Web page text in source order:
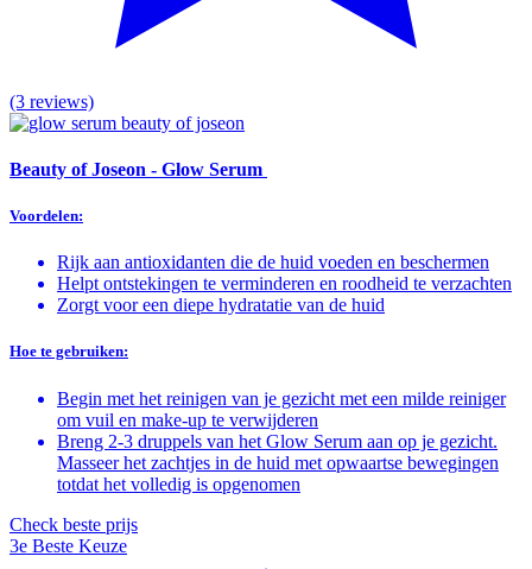
(3 reviews)
Beauty of Joseon - Glow Serum
Voordelen:
Rijk aan antioxidanten die de huid voeden en beschermen
Helpt ontstekingen te verminderen en roodheid te verzachten
Zorgt voor een diepe hydratatie van de huid
Hoe te gebruiken:
Begin met het reinigen van je gezicht met een milde reiniger
om vuil en make-up te verwijderen
Breng 2-3 druppels van het Glow Serum aan op je gezicht.
Masseer het zachtjes in de huid met opwaartse bewegingen
totdat het volledig is opgenomen
Check beste prijs
3e Beste Keuze